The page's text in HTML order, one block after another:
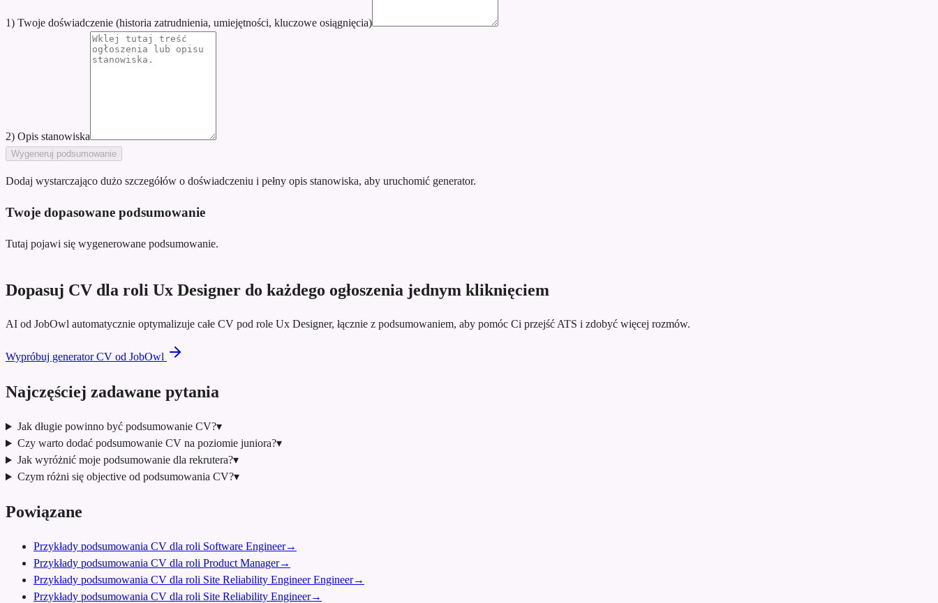
1) Twoje doświadczenie (historia zatrudnienia, umiejętności, kluczowe osiągnięcia)
2) Opis stanowiska
Wygeneruj podsumowanie
Dodaj wystarczająco dużo szczegółów o doświadczeniu i pełny opis stanowiska, aby uruchomić generator.
Twoje dopasowane podsumowanie
Tutaj pojawi się wygenerowane podsumowanie.
Dopasuj CV dla roli Ux Designer do każdego ogłoszenia jednym kliknięciem
AI od JobOwl automatycznie optymalizuje całe CV pod role Ux Designer, łącznie z podsumowaniem, aby pomóc Ci przejść ATS i zdobyć więcej rozmów.
Wypróbuj generator CV od JobOwl
Najczęściej zadawane pytania
Jak długie powinno być podsumowanie CV?▾
Czy warto dodać podsumowanie CV na poziomie juniora?▾
Jak wyróżnić moje podsumowanie dla rekrutera?▾
Czym różni się objective od podsumowania CV?▾
Powiązane
Przykłady podsumowania CV dla roli Software Engineer→
Przykłady podsumowania CV dla roli Product Manager→
Przykłady podsumowania CV dla roli Site Reliability Engineer Engineer→
Przykłady podsumowania CV dla roli Site Reliability Engineer→